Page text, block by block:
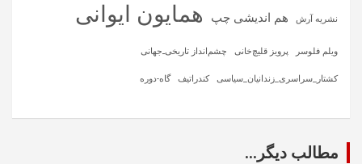
نشریه آرش هم اندیشی چپ همایون ایوانی
ویلم فلوسر پرویز قلیچ‌خانی چشم‌انداز تاریخی‌ـ‌جهانی
کشتار_سراسری_زندانیان_سیاسی کندراتیف گاه-دوره
مطالب دیگر...